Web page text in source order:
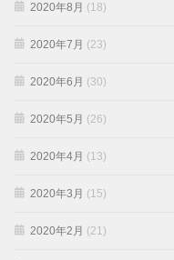
2020年8月 (18)
2020年7月 (23)
2020年6月 (30)
2020年5月 (26)
2020年4月 (13)
2020年3月 (15)
2020年2月 (21)